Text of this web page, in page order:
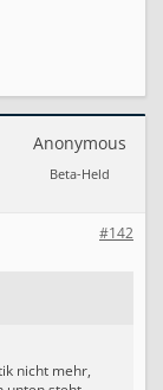
Anonymous
Beta-Held
#142
nicht mehr,